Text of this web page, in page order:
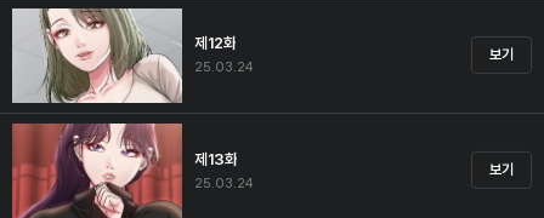
제12화
25.03.24
보기
제13화
25.03.24
보기